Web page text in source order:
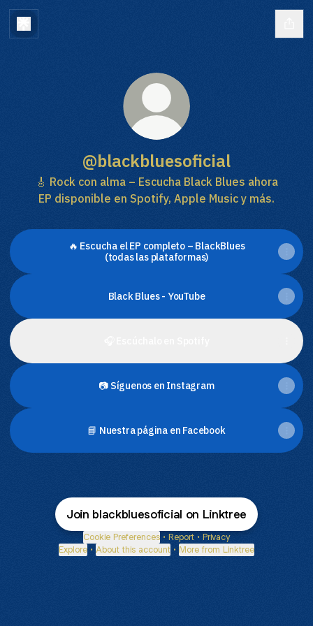
@blackbluesoficial
🎸 Rock con alma – Escucha Black Blues ahora
EP disponible en Spotify, Apple Music y más.
🔥 Escucha el EP completo – BlackBlues
(todas las plataformas)
Black Blues - YouTube
📷 Síguenos en Instagram
📘 Nuestra página en Facebook
Join blackbluesoficial on Linktree
Cookie Preferences • Report • Privacy
Explore • About this account • More from Linktree